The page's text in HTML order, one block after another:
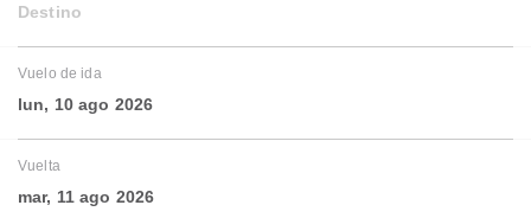
Destino
Vuelo de ida
lun, 10 ago 2026
Vuelta
mar, 11 ago 2026